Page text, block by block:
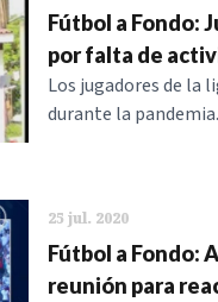
Fútbol a Fondo:
por falta de
Los jugadores de la
durante la pandemia.
25 jul. 2020
Fútbol a Fondo:
reunión para